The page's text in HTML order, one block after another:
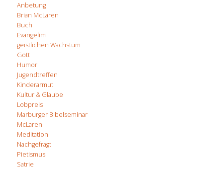
Anbetung
Brian McLaren
Buch
Evangelim
geistlichen Wachstum
Gott
Humor
Jugendtreffen
Kinderarmut
Kultur & Glaube
Lobpreis
Marburger Bibelseminar
McLaren
Meditation
Nachgefragt
Pietismus
Satrie